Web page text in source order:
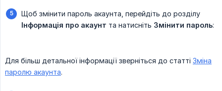
Щоб змінити пароль акаунта, перейдіть до розділу
Інформація про акаунт та натисніть Змінити пароль:
Для більш детальної інформації зверніться до статті Зміна
паролю акаунта.